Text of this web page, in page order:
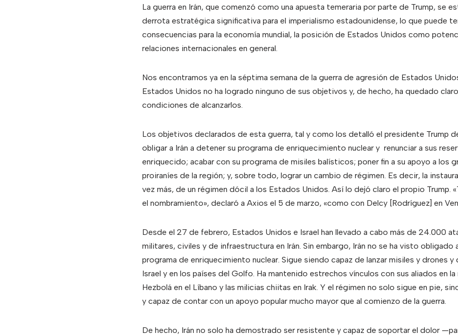
La guerra en Irán, que comenzó como una apuesta temeraria por parte de Trump, se
derrota estratégica significativa para el imperialismo estadounidense, lo que puede
consecuencias para la economía mundial, la posición de Estados Unidos como
relaciones internacionales en general.
Nos encontramos ya en la séptima semana de la guerra de agresión de Estados
Estados Unidos no ha logrado ninguno de sus objetivos y, de hecho, ha quedado
condiciones de alcanzarlos.
Los objetivos declarados de esta guerra, tal y como los detalló el presidente Trump
obligar a Irán a detener su programa de enriquecimiento nuclear y renunciar a sus
enriquecido; acabar con su programa de misiles balísticos; poner fin a su apoyo a los
proiraníes de la región; y, sobre todo, lograr un cambio de régimen. Es decir, la
vez más, de un régimen dócil a los Estados Unidos. Así lo dejó claro el propio Trump.
el nombramiento», declaró a Axios el 5 de marzo, «como con Delcy [Rodríguez] en
Desde el 27 de febrero, Estados Unidos e Israel han llevado a cabo más de 24.000
militares, civiles y de infraestructura en Irán. Sin embargo, Irán no se ha visto obligado
programa de enriquecimiento nuclear. Sigue siendo capaz de lanzar misiles y drones
Israel y en los países del Golfo. Ha mantenido estrechos vínculos con sus aliados en
Hezbolá en el Líbano y las milicias chiitas en Irak. Y el régimen no solo sigue en pie,
y capaz de contar con un apoyo popular mucho mayor que al comienzo de la guerra.
De hecho, Irán no solo ha demostrado ser resistente y capaz de soportar el dolor